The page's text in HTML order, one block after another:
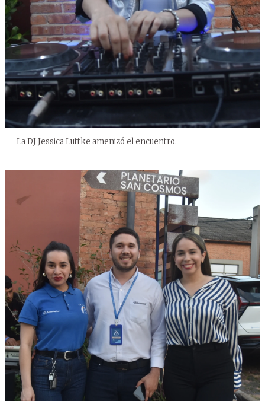
La DJ Jessica Luttke amenizó el encuentro.